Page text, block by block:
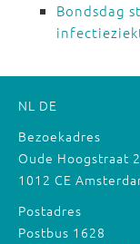
Bondsdag
NL DE
Bezoekadres
Oude Hoogstraat
1012 CE
Postadres
Postbus 1628